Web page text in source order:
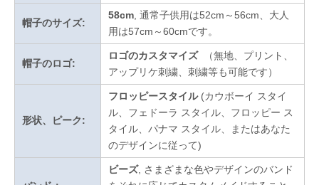
帽子のサイズ:
58cm , 通常子供用は52cm～56cm、大人
用は57cm～60cmです。
帽子のロゴ:
ロゴのカスタマイズ（無地、プリント、
アップリケ刺繍、刺繍等も可能です）
形状、ピーク:
フロッピースタイル (カウボーイ スタイ
ル、フェドーラ スタイル、フロッピー ス
タイル、パナマ スタイル、またはあなた
のデザインに従って)
ビーズ, さまざまな色やデザインのバンド